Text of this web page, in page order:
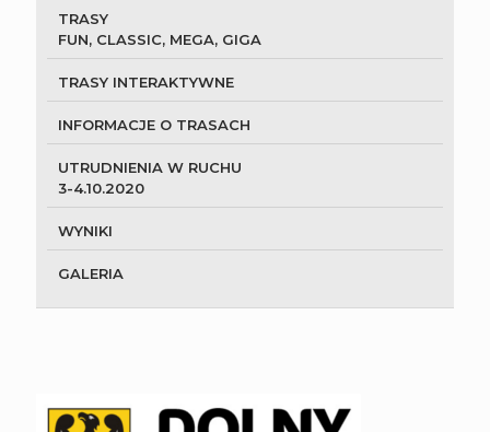
TRASY
FUN, CLASSIC, MEGA, GIGA
TRASY INTERAKTYWNE
INFORMACJE O TRASACH
UTRUDNIENIA W RUCHU
3-4.10.2020
WYNIKI
GALERIA